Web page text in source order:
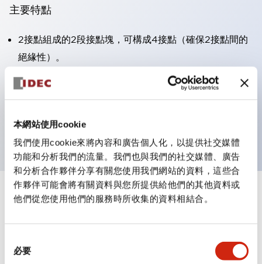
本網站使用cookie
我們使用cookie來將內容和廣告個人化，以提供社交媒體
功能和分析我們的流量。我們也與我們的社交媒體、廣告
和分析合作夥伴分享有關您使用我們網站的資料，這些合
作夥伴可能會將有關資料與您所提供給他們的其他資料或
他們從您使用他們的服務時所收集的資料相結合。
必要
主要特點
2接點組成的2段接點塊，可構成4接點（確保2接點間的
絕緣性）。
面板深度39.9mm（※11段接點塊）、59.9mm（※22段
接點塊）。可實現省空間設計。
防護結構
規格
審美規範
電氣規範（額定照明部分）